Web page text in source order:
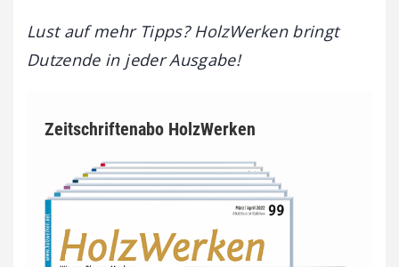
Lust auf mehr Tipps? HolzWerken bringt
Dutzende in jeder Ausgabe!
Zeitschriftenabo HolzWerken